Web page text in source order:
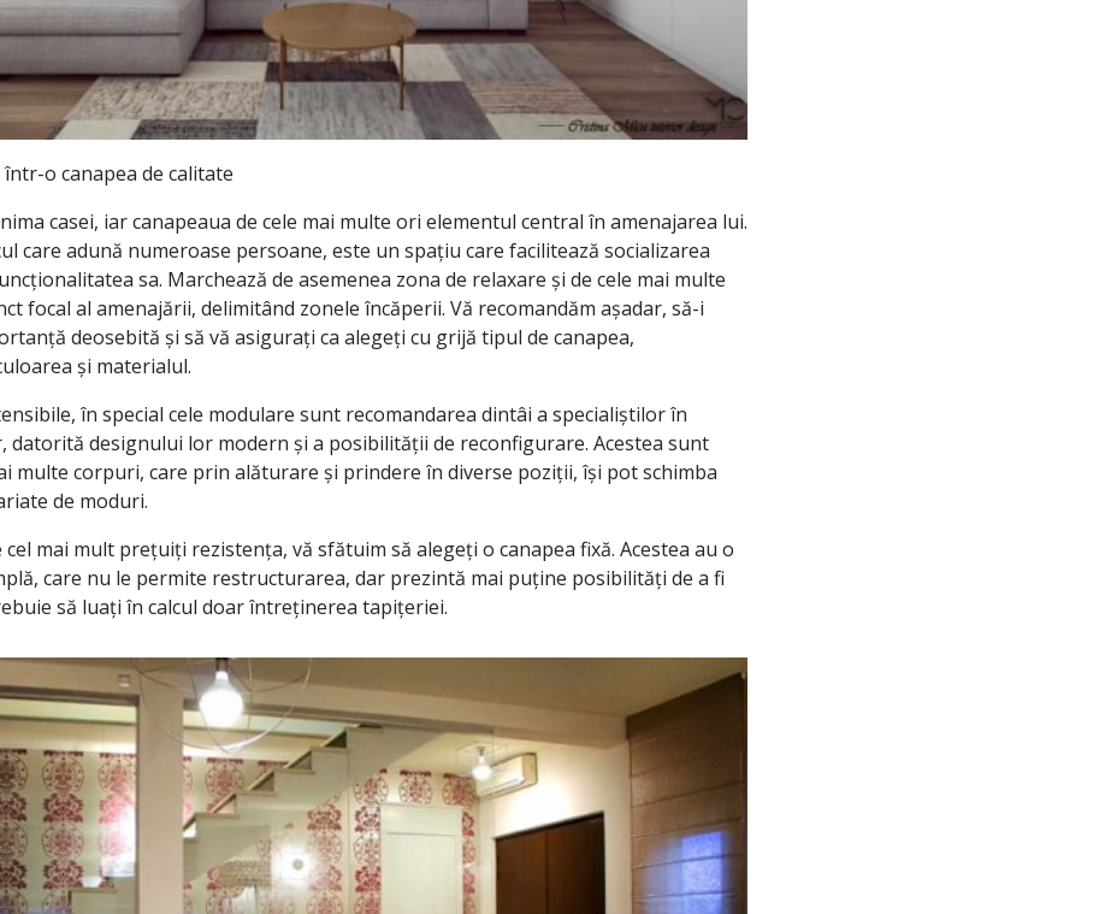
o canapea de calitate
casei, iar canapeaua de cele mai multe ori elementul central în amenajarea lui.
care adună numeroase persoane, este un spațiu care facilitează socializarea
sa. Marchează de asemenea zona de relaxare și de cele mai multe
focal al amenajării, delimitând zonele încăperii. Vă recomandăm așadar, să-i
deosebită și să vă asigurați ca alegeți cu grijă tipul de canapea,
și materialul.
în special cele modulare sunt recomandarea dintâi a specialiștilor în
datorită designului lor modern și a posibilității de reconfigurare. Acestea sunt
multe corpuri, care prin alăturare și prindere în diverse poziții, își pot schimba
de moduri.
cel mai mult prețuiți rezistența, vă sfătuim să alegeți o canapea fixă. Acestea au o
care nu le permite restructurarea, dar prezintă mai puține posibilități de a fi
să luați în calcul doar întreținerea tapițeriei.